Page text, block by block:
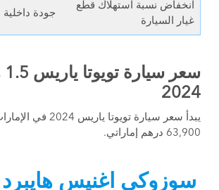
انخفاض نسبة استهلاك قطع
غيار السيارة
جودة
2024
يبدأ سعر سيارة تويوتا
63,900 درهم إماراتي.
سوزوكي اغنيس هايبرد